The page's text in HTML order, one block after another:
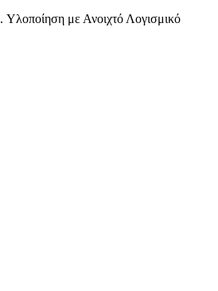
. Υλοποίηση με Ανοιχτό Λογισμικό